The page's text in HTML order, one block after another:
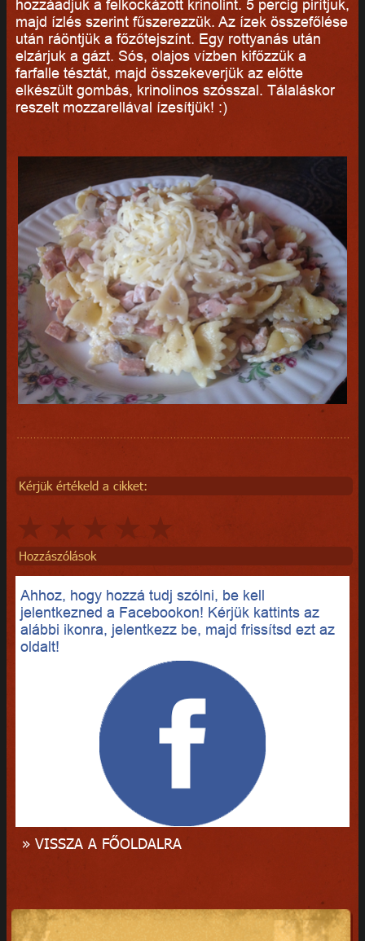
hozzáadjuk a felkockázott krinolint. 5 percig pirítjuk,
majd ízlés szerint fűszerezzük. Az ízek összefőlése
után ráöntjük a főzőtejszínt. Egy rottyanás után
elzárjuk a gázt. Sós, olajos vízben kifőzzük a
farfalle tésztát, majd összekeverjük az előtte
elkészült gombás, krinolinos szósszal. Tálaláskor
reszelt mozzarellával ízesítjük! :)
Kérjük értékeld a cikket:
Hozzászólások
Ahhoz, hogy hozzá tudj szólni, be kell
jelentkezned a Facebookon! Kérjük kattints az
alábbi ikonra, jelentkezz be, majd frissítsd ezt az
oldalt!
» VISSZA A FŐOLDALRA